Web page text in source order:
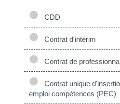
CDD
Contrat d'intérim
Contrat de
Contrat unique
emploi compétences (PEC)